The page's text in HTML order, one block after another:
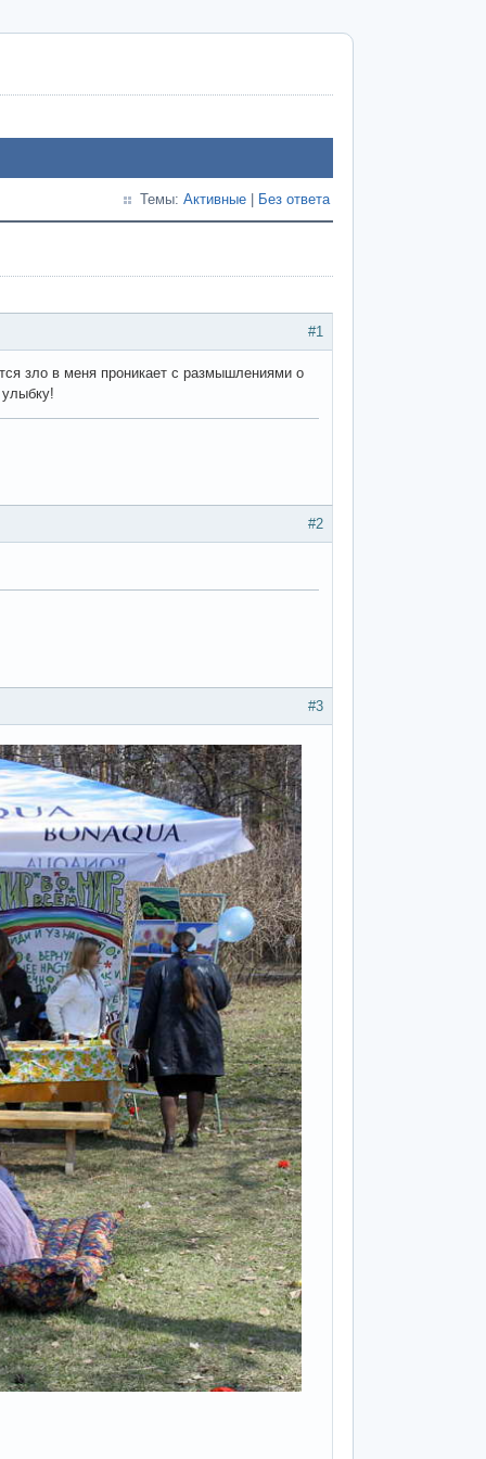
Темы: Активные Без ответа
#1
зло в меня проникает с размышлениями о
#2
#3